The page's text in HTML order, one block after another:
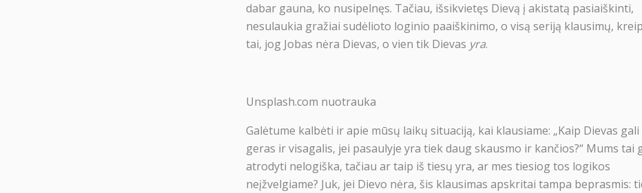
dabar gauna, ko nusipelnęs. Tačiau, išsikvietęs Dievą į akistatą pasiaiškinti,
nesulaukia gražiai sudėlioto loginio paaiškinimo, o visą seriją klausimų,
tai, jog Jobas nėra Dievas, o vien tik Dievas yra.
Unsplash.com nuotrauka
Galėtume kalbėti ir apie mūsų laikų situaciją, kai klausiame: „Kaip Dievas
geras ir visagalis, jei pasaulyje yra tiek daug skausmo ir kančios?“ Mums tai
atrodyti nelogiška, tačiau ar taip iš tiesų yra, ar mes tiesiog tos logikos
neįžvelgiame? Juk, jei Dievo nėra, šis klausimas apskritai tampa beprasmis: